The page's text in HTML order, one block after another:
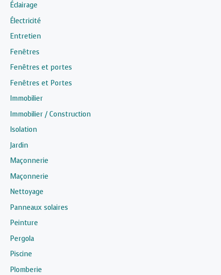
Éclairage
Électricité
Entretien
Fenêtres
Fenêtres et portes
Fenêtres et Portes
Immobilier
Immobilier / Construction
Isolation
Jardin
Maçonnerie
Maçonnerie
Nettoyage
Panneaux solaires
Peinture
Pergola
Piscine
Plomberie